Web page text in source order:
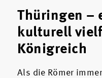
Thüringen –
kulturell
Königreich
Als die Römer